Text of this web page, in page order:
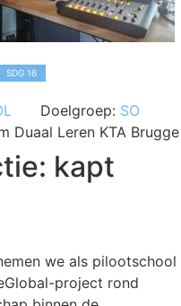
SDG 16
Doelgroep: SO
Duaal Leren KTA Brugge
kapt
we als pilootschool
project rond